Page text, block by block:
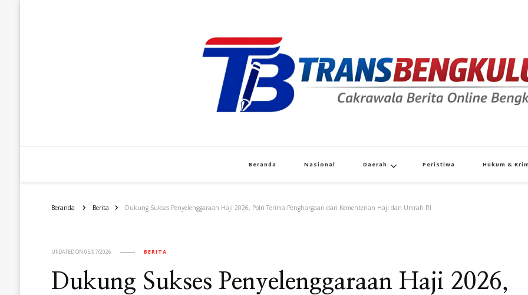
Beranda Nasional Daerah Peristiwa Hukum &
Beranda Berita Dukung Sukses Penyelenggaraan Haji 2026, Polri Terima Penghargaan dari Kementerian Haji dan Umrah RI
UPDATED ON 05/07/2026 BERITA
Dukung Sukses Penyelenggaraan Haji 2026,